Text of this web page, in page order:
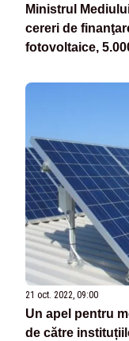
Ministrul
cereri de
fotovoltaice,
21 oct. 2022, 09:00
Un apel pentru
de către